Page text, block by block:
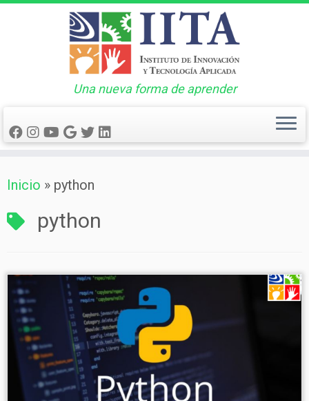
al
contenido
Una nueva forma de aprender
Inicio » python
python